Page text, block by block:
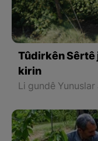
Tûdirkên Sêrtê
kirin